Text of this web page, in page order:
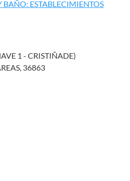
BAÑO: ESTABLECIMIENTOS
1 - CRISTIÑADE)
36863